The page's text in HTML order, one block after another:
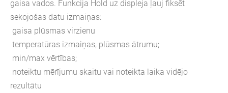
gaisa vados. Funkcija Hold uz displeja ļauj fiksēt
sekojošas datu izmaiņas:
gaisa plūsmas virzienu
temperatūras izmaiņas, plūsmas ātrumu;
min/max vērtības;
noteiktu mērījumu skaitu vai noteikta laika vidējo
rezultātu